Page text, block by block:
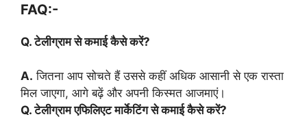
FAQ:-
Q. टेलीग्राम से कमाई कैसे करें?
A. जितना आप सोचते हैं उससे कहीं अधिक आसानी से एक रास्ता
मिल जाएगा, आगे बढ़ें और अपनी किस्मत आजमाएं।
Q. टेलीग्राम एफिलिएट मार्केटिंग से कमाई कैसे करें?